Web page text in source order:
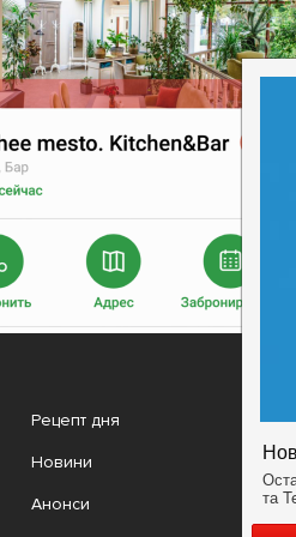
Рецепт дня
Новини
Анонси